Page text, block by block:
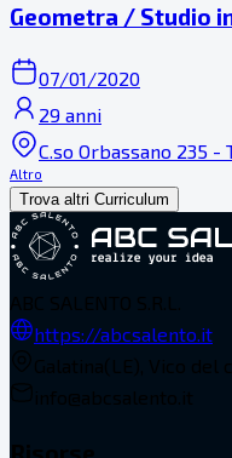
Geometra / Studio
07/01/2020
29 anni
C.so Orbassano 235 -
Altro
Trova altri Curriculum
https://abcsalento.it